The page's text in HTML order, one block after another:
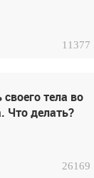
11377
тела во
Что делать?
26169